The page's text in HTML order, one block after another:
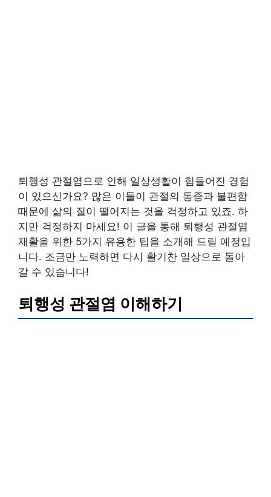
퇴행성 관절염으로 인해 일상생활이 힘들어진 경험
이 있으신가요? 많은 이들이 관절의 통증과 불편함
때문에 삶의 질이 떨어지는 것을 걱정하고 있죠. 하
지만 걱정하지 마세요! 이 글을 통해 퇴행성 관절염
재활을 위한 5가지 유용한 팁을 소개해 드릴 예정입
니다. 조금만 노력하면 다시 활기찬 일상으로 돌아
갈 수 있습니다!
퇴행성 관절염 이해하기